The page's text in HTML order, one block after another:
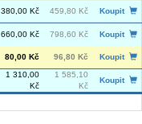
380,00 Kč 459,80 Kč
Koupit
660,00 Kč 798,60 Kč
Koupit
80,00 Kč 96,80 Kč Koupit
1 310,00
Kč
1 585,10
Kč
Koupit